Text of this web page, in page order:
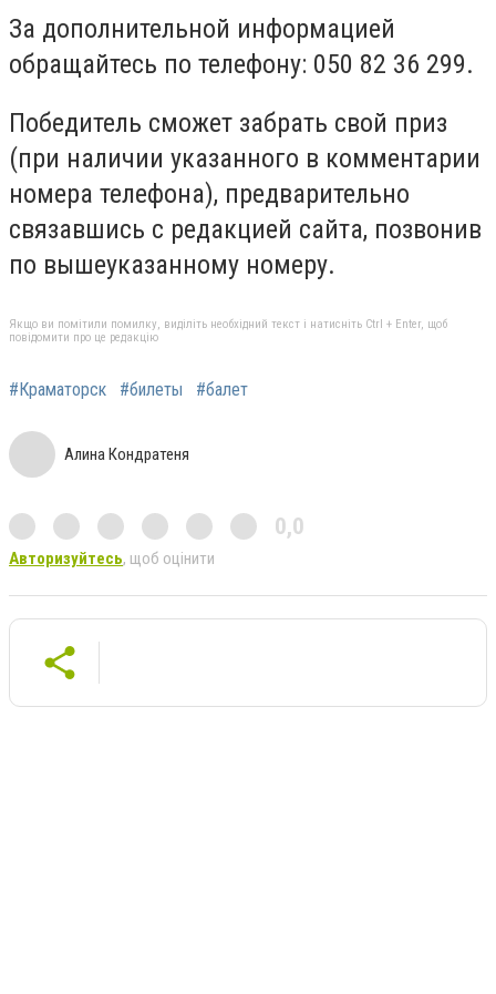
За дополнительной информацией
обращайтесь по телефону: 050 82 36 299.
Победитель сможет забрать свой приз
(при наличии указанного в комментарии
номера телефона), предварительно
связавшись с редакцией сайта, позвонив
по вышеуказанному номеру.
Якщо ви помітили помилку, виділіть необхідний текст і натисніть Ctrl + Enter, щоб
повідомити про це редакцію
#Краматорск #билеты #балет
Алина Кондратеня
0,0
Авторизуйтесь, щоб оцінити